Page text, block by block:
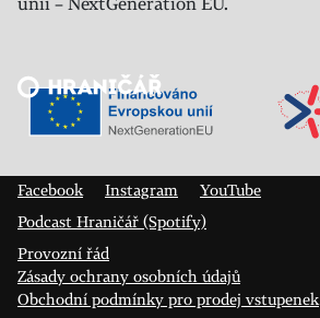
Veřejný sál Hraničář, spolek
Facebook
Instagram
YouTube
Podcast Hraničář (Spotify)
Provozní řád
Zásady ochrany osobních údajů
Obchodní podmínky pro prodej vstupenek